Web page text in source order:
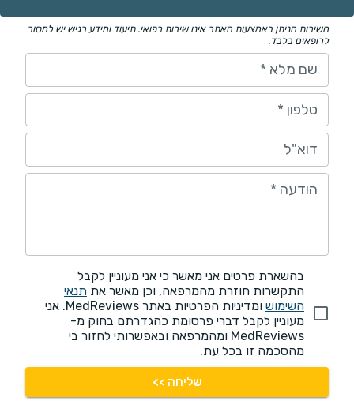
השירות הניתן באמצעות האתר אינו שירות רפואי. תיעוד ומידע רגיש יש למסור
לרופאים בלבד.
שם מלא *
טלפון *
דוא"ל
הודעה *
בהשארת פרטים אני מאשר כי אני מעוניין לקבל
התקשרות חוזרת מהמרפאה, וכן מאשר את תנאי
השימוש
ומדיניות הפרטיות באתר MedReviews. אני
מעוניין לקבל דברי פרסומת כהגדרתם בחוק מ-
MedReviews ומהמרפאה ובאפשרותי לחזור בי
מהסכמה זו בכל עת.
שליחה >>